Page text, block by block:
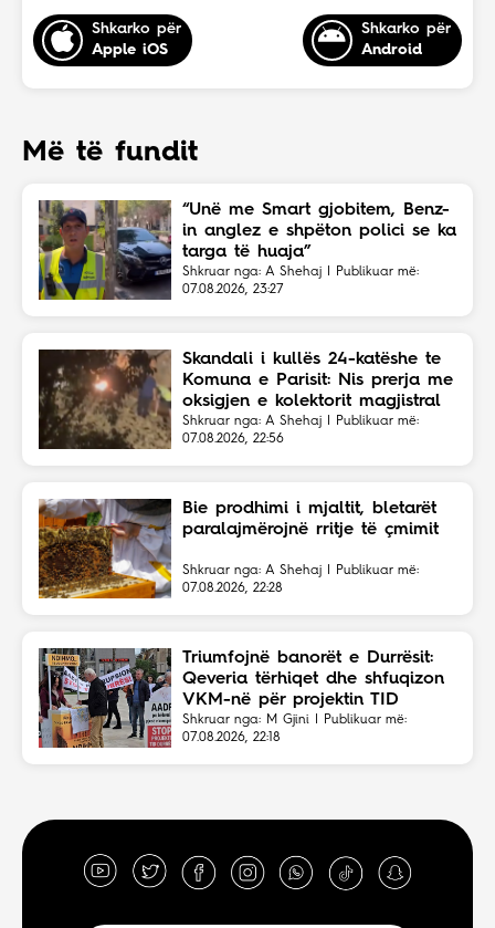
Shkarko për
Apple iOS
Shkarko për
Android
Më të fundit
“Unë me Smart gjobitem, Benz-
in anglez e shpëton polici se ka
targa të huaja”
Shkruar nga: A Shehaj | Publikuar më:
07.08.2026, 23:27
Skandali i kullës 24-katëshe te
Komuna e Parisit: Nis prerja me
oksigjen e kolektorit magjistral
në fshehtësi
Shkruar nga: A Shehaj | Publikuar më:
07.08.2026, 22:56
Bie prodhimi i mjaltit, bletarët
paralajmërojnë rritje të çmimit
Shkruar nga: A Shehaj | Publikuar më:
07.08.2026, 22:28
Triumfojnë banorët e Durrësit:
Qeveria tërhiqet dhe shfuqizon
VKM-në për projektin TID
Shkruar nga: M Gjini | Publikuar më:
07.08.2026, 22:18